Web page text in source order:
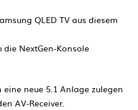
QLED TV aus diesem
die NextGen-Konsole
eine neue 5.1 Anlage zulegen
AV-Receiver.